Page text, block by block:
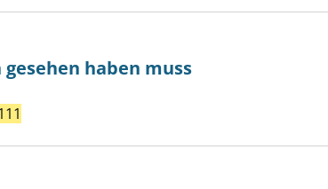
man gesehen haben muss anzeigen
haben muss